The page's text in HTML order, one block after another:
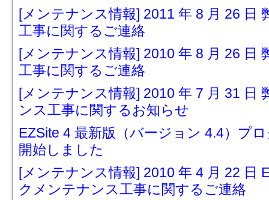
[メンテナンス情報] 2011 年 8 月 26 日
工事に関するご連絡
[メンテナンス情報] 2010 年 8 月 26 日
工事に関するご連絡
[メンテナンス情報] 2010 年 7 月 31 日
ンス工事に関するお知らせ
EZSite 4 最新版（バージョン 4.4）プ
開始しました
[メンテナンス情報] 2010 年 4 月 22 日
クメンテナンス工事に関するご連絡